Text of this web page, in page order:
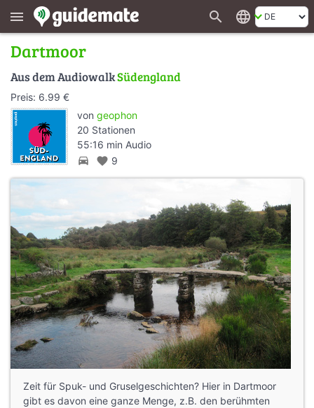
menu search language
Dartmoor
Aus dem AudiowalkSüdengland
Preis: 6.99 €
von geophon
20 Stationen
55:16 min Audio
directions_car favorite 9
Zeit für Spuk- und Gruselgeschichten? Hier in Dartmoor
gibt es davon eine ganze Menge, z.B. den berühmten